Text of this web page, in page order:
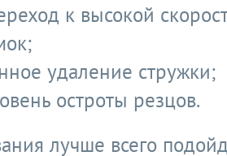
к высокой
удаление стружки;
остроты резцов.
лучше всего